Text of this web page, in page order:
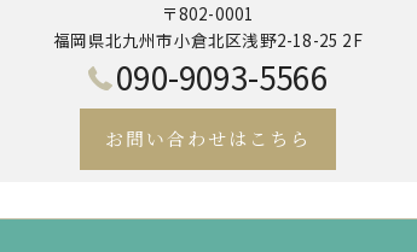
〒802-0001
福岡県北九州市小倉北区浅野2-18-25 2F
090-9093-5566
お問い合わせはこちら